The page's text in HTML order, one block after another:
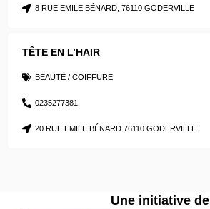
8 RUE EMILE BÉNARD, 76110 GODERVILLE
TÊTE EN L’HAIR
BEAUTÉ / COIFFURE
0235277381
20 RUE EMILE BÉNARD 76110 GODERVILLE
Une initiative de